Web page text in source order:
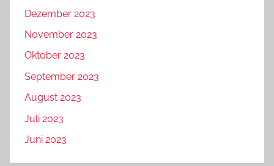
Dezember 2023
November 2023
Oktober 2023
September 2023
August 2023
Juli 2023
Juni 2023